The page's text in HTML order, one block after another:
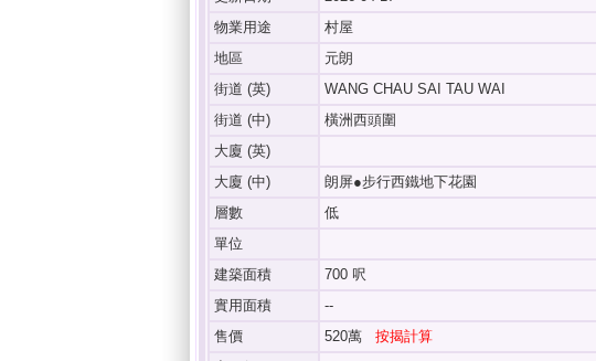
物業用途
村屋
地區
元朗
街道 (英)
WANG CHAU SAI TAU WAI
街道 (中)
橫洲西頭圍
大廈 (英)
大廈 (中)
朗屏●步行西鐵地下花園
層數
低
單位
建築面積
700 呎
實用面積
--
售價
520萬 按揭計算